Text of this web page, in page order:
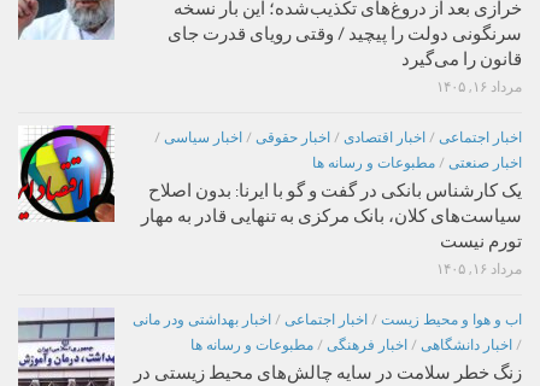
خرازی بعد از دروغ‌های تکذیب‌شده؛ این بار نسخه
سرنگونی دولت را پیچید / وقتی رویای قدرت جای
قانون را می‌گیرد
مرداد ۱۶, ۱۴۰۵
اخبار اجتماعی / اخبار اقتصادی / اخبار حقوقی / اخبار سیاسی /
اخبار صنعتی / مطبوعات و رسانه ها
یک کارشناس بانکی در گفت و گو با ایرنا: بدون اصلاح
سیاست‌های کلان، بانک مرکزی به تنهایی قادر به مهار
تورم نیست
مرداد ۱۶, ۱۴۰۵
اب و هوا و محیط زیست / اخبار اجتماعی / اخبار بهداشتی ودر مانی
/ اخبار دانشگاهی / اخبار فرهنگی / مطبوعات و رسانه ها
زنگ خطر سلامت در سایه چالش‌های محیط زیستی در